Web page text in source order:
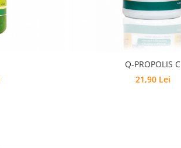
Q-PROPOLIS C
21,90 Lei